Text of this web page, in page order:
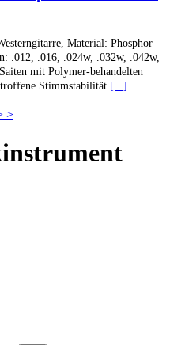
Material: Phosphor
.012, .016, .024w, .032w, .042w,
mit Polymer-behandelten
Stimmstabilität [...]
>